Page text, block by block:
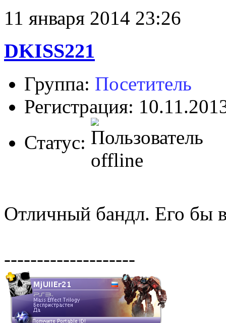
11 января 2014 23:26
DKISS221
Группа: Посетитель
Регистрация:
Статус:
Отличный бандл. Его бы
--------------------